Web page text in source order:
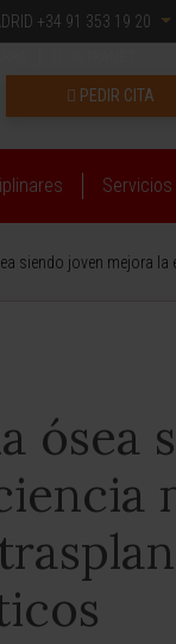
+34 91 353 19 20
PEDIR CITA
siendo joven mejora
ósea